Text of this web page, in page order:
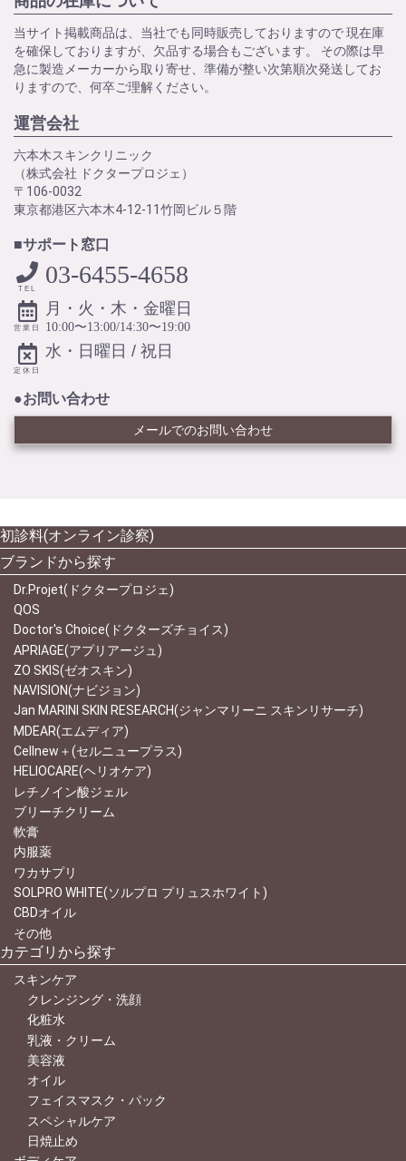
当サイト掲載商品は、当社でも同時販売しておりますので 現在庫
を確保しておりますが、欠品する場合もございます。 その際は早
急に製造メーカーから取り寄せ、準備が整い次第順次発送してお
りますので、何卒ご理解ください。
運営会社
六本木スキンクリニック
（株式会社 ドクタープロジェ）
〒106-0032
東京都港区六本木4-12-11竹岡ビル５階
■サポート窓口
TEL
03-6455-4658
営業日
月・火・木・金曜日
10:00〜13:00/14:30〜19:00
定休日
水・日曜日 / 祝日
●お問い合わせ
メールでのお問い合わせ
初診料(オンライン診察)
ブランドから探す
Dr.Projet(ドクタープロジェ)
QOS
Doctor's Choice(ドクターズチョイス)
APRIAGE(アプリアージュ)
ZO SKIS(ゼオスキン)
NAVISION(ナビジョン)
Jan MARINI SKIN RESEARCH(ジャンマリーニ スキンリサーチ)
MDEAR(エムディア)
Cellnew＋(セルニュープラス)
HELIOCARE(ヘリオケア)
レチノイン酸ジェル
ブリーチクリーム
軟膏
内服薬
ワカサプリ
SOLPRO WHITE(ソルプロ プリュスホワイト)
CBDオイル
その他
カテゴリから探す
スキンケア
クレンジング・洗顔
化粧水
乳液・クリーム
美容液
オイル
フェイスマスク・パック
スペシャルケア
日焼止め